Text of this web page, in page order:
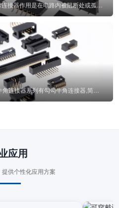
排母连接器Female Header，排母连接器作用是在电路内被阻断处或孤立不通...
应用
供个性化应用方案